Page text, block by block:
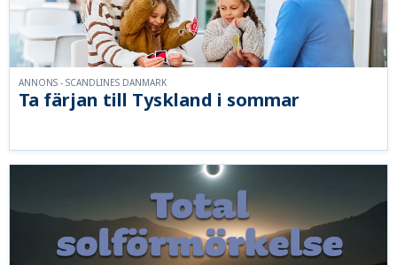
Ta färjan till Tyskland i sommar
ANNONS - SCANDLINES DANMARK